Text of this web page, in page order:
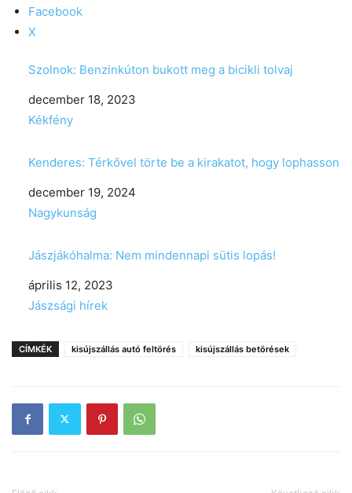
Facebook
X
Szolnok: Benzinkúton bukott meg a bicikli tolvaj
Date
december 18, 2023
In relation to
Kékfény
Kenderes: Térkővel törte be a kirakatot, hogy lophasson
Date
december 19, 2024
In relation to
Nagykunság
Jászjákóhalma: Nem mindennapi sütis lopás!
Date
április 12, 2023
In relation to
Jászsági hírek
CÍMKÉK kisújszállás autó feltörés kisújszállás betörések